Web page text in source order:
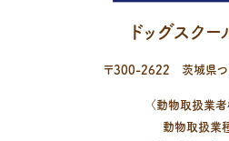
ドッグスク
〒300-2622 茨城県つ
〈動物取扱業者
動物取扱業